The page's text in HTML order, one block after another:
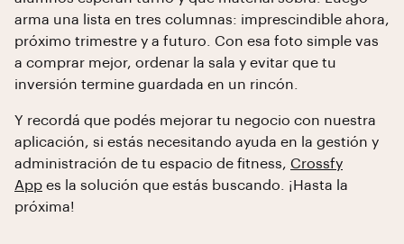
arma una lista en tres columnas: imprescindible ahora,
próximo trimestre y a futuro. Con esa foto simple vas
a comprar mejor, ordenar la sala y evitar que tu
inversión termine guardada en un rincón.
Y recordá que podés mejorar tu negocio con nuestra
aplicación, si estás necesitando ayuda en la gestión y
administración de tu espacio de fitness, Crossfy
App es la solución que estás buscando. ¡Hasta la
próxima!